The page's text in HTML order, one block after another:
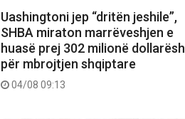
Uashingtoni jep “dritën jeshile”,
SHBA miraton marrëveshjen e
huasë prej 302 milionë dollarësh
për mbrojtjen shqiptare
04/08 09:13